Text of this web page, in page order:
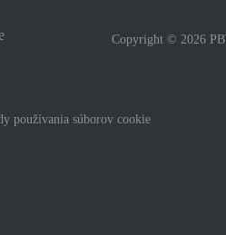
Copyright © 2026
používania súborov cookie